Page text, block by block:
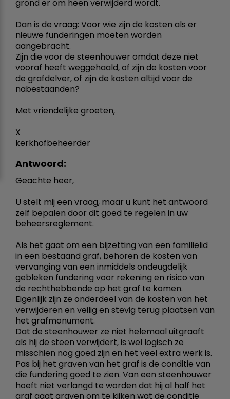
grond er om heen verwijderd wordt.
Dan is de vraag: Voor wie zijn de kosten als er
nieuwe funderingen moeten worden
aangebracht.
Zijn die voor de steenhouwer omdat deze niet
vooraf heeft weggehaald, of zijn de kosten voor
de grafdelver, of zijn de kosten altijd voor de
nabestaanden?
Met vriendelijke groeten,
X
kerkhofbeheerder
Antwoord:
Geachte heer,
U stelt mij een vraag, maar u kunt het antwoord
zelf bepalen door dit goed te regelen in uw
beheersreglement.
Als het gaat om een bijzetting van een familielid
in een bestaand graf, behoren de kosten van
vervanging van een inmiddels ondeugdelijk
gebleken fundering voor rekening en risico van
de rechthebbende op het graf te komen.
Eigenlijk zijn ze onderdeel van de kosten van het
verwijderen en veilig en stevig terug plaatsen van
het grafmonument.
Dat de steenhouwer ze niet helemaal uitgraaft
als hij de steen verwijdert, is wel logisch ze
misschien nog goed zijn en het veel extra werk is.
Pas bij het graven van het graf is de conditie van
die fundering goed te zien. Van een steenhouwer
hoeft niet verlangd te worden dat hij al half het
graf gaat graven om te kijken wat de conditie